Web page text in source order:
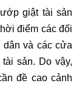
giật tài sản
điểm các đối
và các cửa
sản. Do vậy,
đề cao cảnh